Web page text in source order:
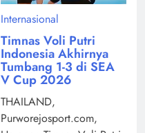
Internasional
Timnas Voli Putri
Indonesia Akhirnya
Tumbang 1-3 di SEA
V Cup 2026
THAILAND,
Purworejosport.com,